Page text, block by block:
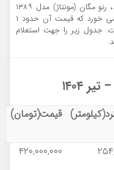
اما درمیان آگهی های محصولات رنو کم کارکرد، رنو مگان (مونتاژ) مدل ۱۳۸۹
بدون رنگ با ۵,۸۰۰ کیلومتر کارکرد به چشم می خورد که قیمت آن حدود ۱
است. جدول زیر را جهت استعلام
۱۴۰۴
قیمت(تومان)
۴۲۰,۰۰۰,۰۰۰